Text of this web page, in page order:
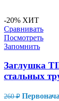
-20% ХИТ
Сравнивать
Посмотреть
Запомнить
Заглушка
стальных
260₽